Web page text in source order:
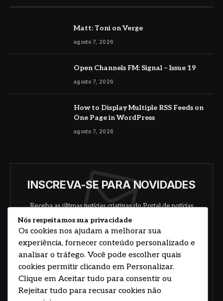
Matt: Toni on Verge
agosto 7, 2026
Open Channels FM: Signal – Issue 19
agosto 7, 2026
How to Display Multiple RSS Feeds on
One Page in WordPress
agosto 7, 2026
INSCREVA-SE PARA NOVIDADES
Receba as últimas notícias criativas do Portal de notícias
sobre arte, design e negócios.
Concorde com nossos termos e acordo de
Nós respeitamos sua privacidade
Os cookies nos ajudam a melhorar sua
experiência, fornecer conteúdo personalizado e
analisar o tráfego. Você pode escolher quais
cookies permitir clicando em Personalizar.
Clique em Aceitar tudo para consentir ou
Rejeitar tudo para recusar cookies não